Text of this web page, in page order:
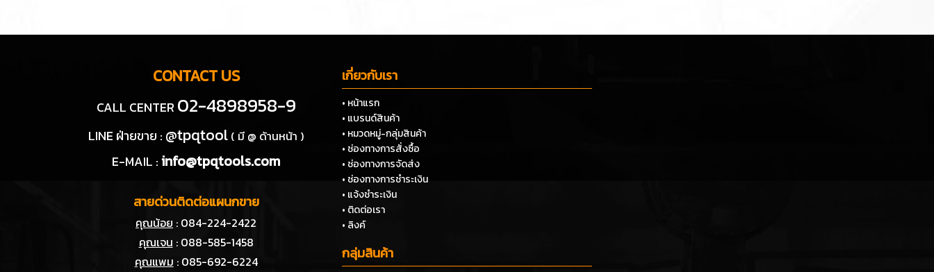
CONTACT US
CALL CENTER 02-4898958-9
LINE ฝ่ายขาย : @tpqtool ( มี @ ด้านหน้า )
E-MAIL :info@tpqtools.com
สายด่วนติดต่อแผนกขาย
คุณน้อย : 084-224-2422
คุณเจน : 088-585-1458
คุณแพม : 085-692-6224
เกี่ยวกับเรา
• หน้าแรก
• แบรนด์สินค้า
• หมวดหมู่-กลุ่มสินค้า
• ช่องทางการสั่งซื้อ
• ช่องทางการจัดส่ง
• ช่องทางการชำระเงิน
• แจ้งชำระเงิน
• ติดต่อเรา
• ลิงค์
กลุ่มสินค้า